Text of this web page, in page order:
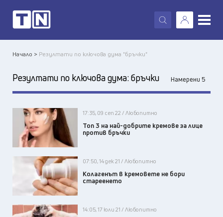
X
Начало > Резултати по ключова дума "бръчки"
Резултати по ключова дума: бръчки Намерени 5
17:35, 09 сеп 22 / Любопитно
Топ 3 на най-добрите кремове за лице
против бръчки
07:50, 14 дек 21 / Любопитно
Колагенът в кремовете не бори
стареенето
14:05, 17 юли 21 / Любопитно